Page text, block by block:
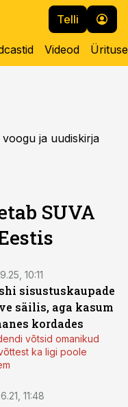
Telli
Videod
ja uudiskirja
SUVA
10:11
sisustuskaupade
säilis, aga kasum
kordades
võtsid omanikud
ka ligi poole
11:48